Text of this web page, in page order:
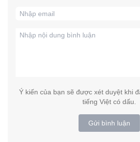
Ý kiến của bạn sẽ được xét duyệt khi
tiếng Việt có dấu.
Gửi bình luận